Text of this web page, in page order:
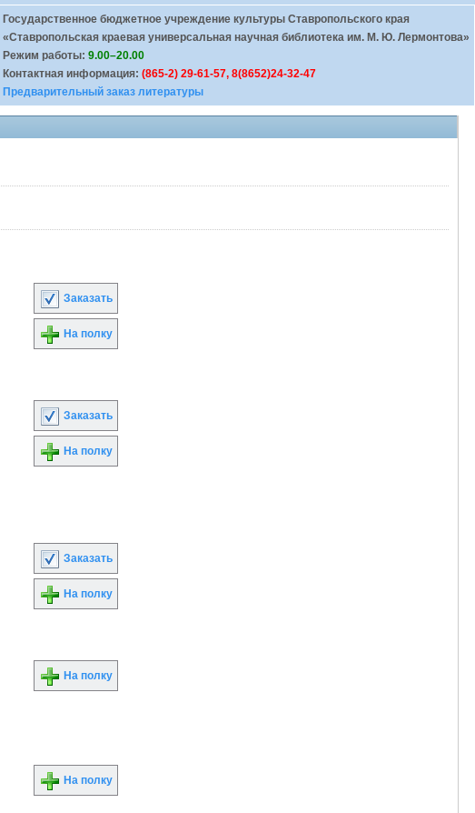
Государственное бюджетное учреждение культуры Ставропольского края
«Ставропольская краевая универсальная научная библиотека им. М. Ю. Лермонтова»
Режим работы: 9.00–20.00
Контактная информация: (865-2) 29-61-57, 8(8652)24-32-47
Предварительный заказ литературы
Заказать
На полку
Заказать
На полку
Заказать
На полку
На полку
На полку